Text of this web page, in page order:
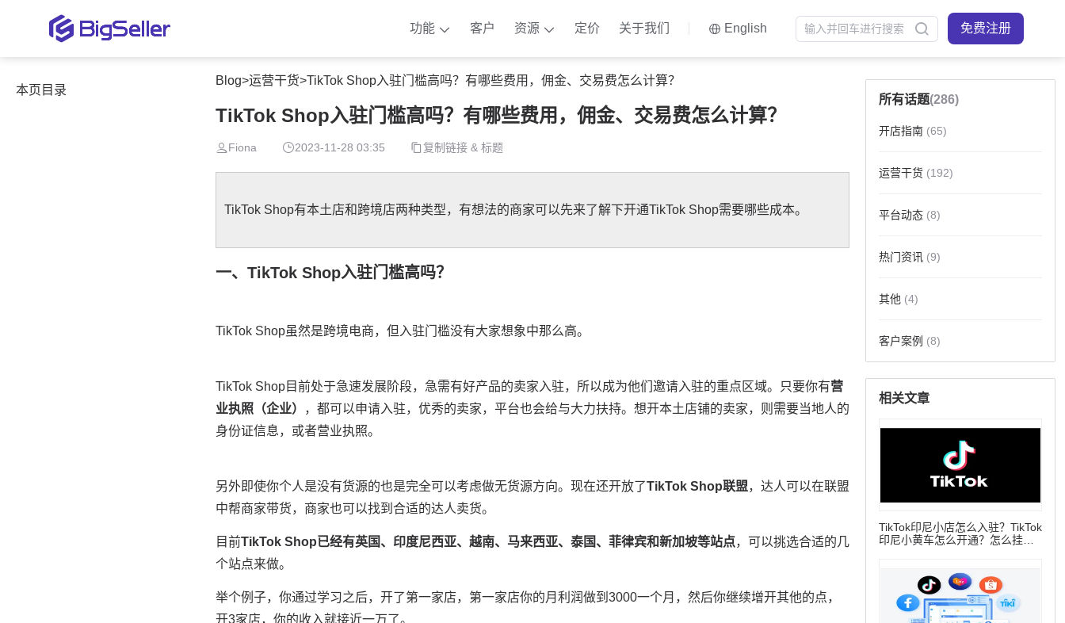
功能 客户 资源 定价 关于我们 English 免费注册
本页目录
Blog>运营干货>TikTok Shop入驻门槛高吗？有哪些费用，佣金、交易费怎么计算？
TikTok Shop入驻门槛高吗？有哪些费用，佣金、交易费怎么计算？
Fiona 2023-11-28 03:35 复制链接 & 标题
所有话题(286)
开店指南 (65)
运营干货 (192)
平台动态 (8)
热门资讯 (9)
其他 (4)
客户案例 (8)
相关文章
TikTok印尼小店怎么入驻？TikTok
印尼小黄车怎么开通？怎么挂商